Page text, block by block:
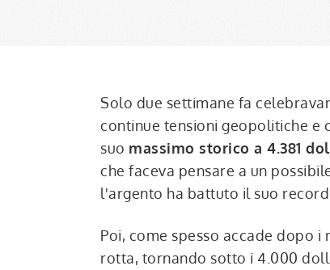
Solo due settimane fa
continue tensioni geopolitiche e
suo massimo storico a 4.381
che faceva pensare a un
l'argento ha battuto il suo
Poi, come spesso accade dopo i
rotta, tornando sotto i 4.000